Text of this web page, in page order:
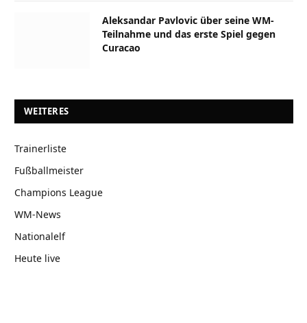
Aleksandar Pavlovic über seine WM-
Teilnahme und das erste Spiel gegen
Curacao
WEITERES
Trainerliste
Fußballmeister
Champions League
WM-News
Nationalelf
Heute live